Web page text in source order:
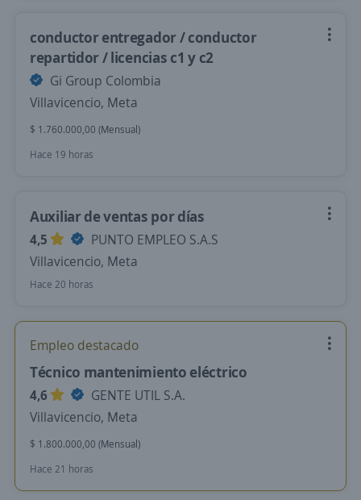
conductor entregador / conductor
repartidor / licencias c1 y c2
Gi Group Colombia
Villavicencio, Meta
$ 1.760.000,00 (Mensual)
Hace 19 horas
Auxiliar de ventas por días
4,5
PUNTO EMPLEO S.A.S
Villavicencio, Meta
Hace 20 horas
Empleo destacado
Técnico mantenimiento eléctrico
4,6
GENTE UTIL S.A.
Villavicencio, Meta
$ 1.800.000,00 (Mensual)
Hace 21 horas